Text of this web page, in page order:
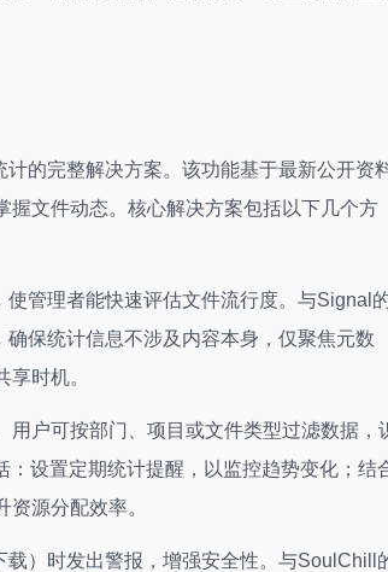
的完整解决方案。该功能基于最新公开资
握文件动态。核心解决方案包括以下几个方
管理者能快速评估文件流行度。与Signal
保统计信息不涉及内容本身，仅聚焦元数
时机。
户可按部门、项目或文件类型过滤数据，
设置定期统计提醒，以监控趋势变化；结
源分配效率。
）时发出警报，增强安全性。与SoulChill